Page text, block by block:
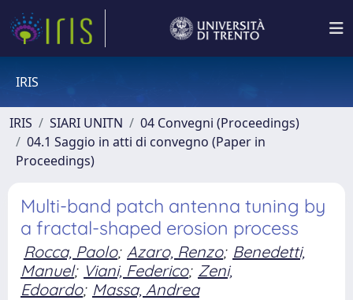
IRIS
IRIS SIARI UNITN
04 Convegni (Proceedings)
04.1 Saggio in atti di convegno (Paper in
Proceedings)
Multi-band patch antenna tuning by
a fractal-shaped erosion process
Rocca, Paolo; Azaro, Renzo; Benedetti,
Manuel; Viani, Federico; Zeni,
Edoardo; Massa, Andrea